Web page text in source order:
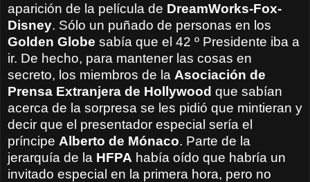
aparición de la película de DreamWorks-Fox-
Disney. Sólo un puñado de personas en los
Golden Globe sabía que el 42 º Presidente iba a
ir. De hecho, para mantener las cosas en
secreto, los miembros de la Asociación de
Prensa Extranjera de Hollywood que sabían
acerca de la sorpresa se les pidió que mintieran y
decir que el presentador especial sería el
príncipe Alberto de Mónaco. Parte de la
jerarquía de la HFPA había oído que habría un
invitado especial en la primera hora, pero no